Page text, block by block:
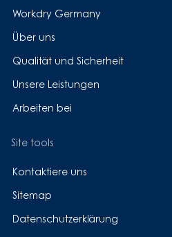
Workdry Germany
Über uns
Qualität und Sicherheit
Unsere Leistungen
Arbeiten bei
Site tools
Kontaktiere uns
Sitemap
Datenschutzerklärung